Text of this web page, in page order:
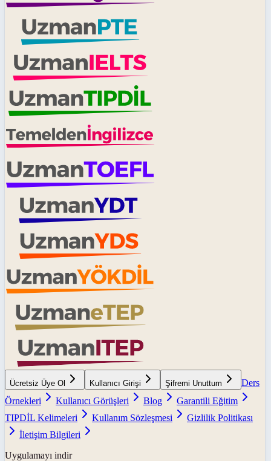
Ücretsiz Üye Ol Kullanıcı Girişi Şifremi Unuttum
Ders
Örnekleri
Kullanıcı Görüşleri Blog
Garantili Eğitim
TIPDİL Kelimeleri
Kullanım Sözleşmesi
Gizlilik Politikası
İletişim Bilgileri
Uygulamayı indir